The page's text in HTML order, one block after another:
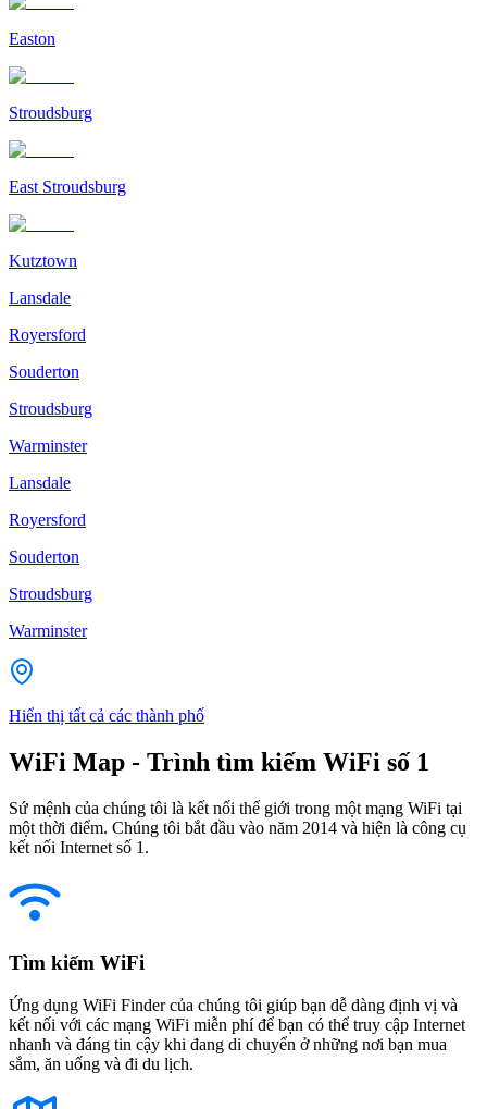
Easton
Stroudsburg
East Stroudsburg
Kutztown
Lansdale
Royersford
Souderton
Stroudsburg
Warminster
Lansdale
Royersford
Souderton
Stroudsburg
Warminster
Hiển thị tất cả các thành phố
WiFi Map - Trình tìm kiếm WiFi số 1
Sứ mệnh của chúng tôi là kết nối thế giới trong một mạng WiFi tại
một thời điểm. Chúng tôi bắt đầu vào năm 2014 và hiện là công cụ
kết nối Internet số 1.
Tìm kiếm WiFi
Ứng dụng WiFi Finder của chúng tôi giúp bạn dễ dàng định vị và
kết nối với các mạng WiFi miễn phí để bạn có thể truy cập Internet
nhanh và đáng tin cậy khi đang di chuyển ở những nơi bạn mua
sắm, ăn uống và đi du lịch.